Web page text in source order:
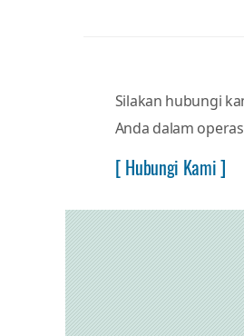
Silakan hubungi
Anda dalam
[ Hubungi Kami ]